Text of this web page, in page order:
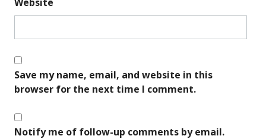
Save my name, email, and website in this
browser for the next time I comment.
Notify me of follow-up comments by email.